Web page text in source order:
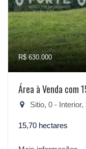
R$ 630.000
Área à Venda com
Sitio, 0 -
15,70 hectares